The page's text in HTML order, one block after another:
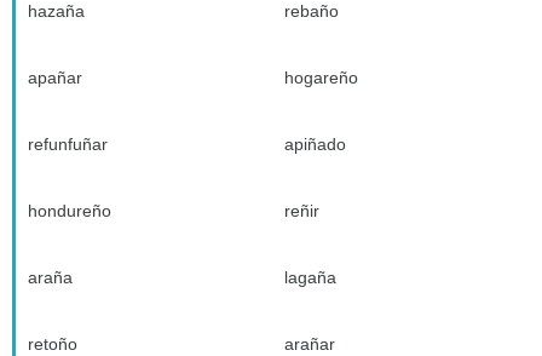
hazaña rebaño
apañar hogareño
refunfuñar apiñado
hondureño reñir
araña lagaña
retoño arañar